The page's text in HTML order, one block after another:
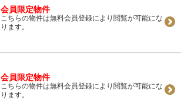
会員限定物件
こちらの物件は無料会員登録により閲覧が可能にな
ります。
会員限定物件
こちらの物件は無料会員登録により閲覧が可能にな
ります。